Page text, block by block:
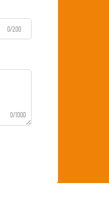
0/200
0/1000